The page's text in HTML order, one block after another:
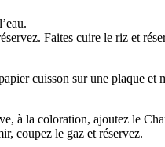
Faites cuire le riz et
cuisson sur une plaque
à la coloration, ajoutez le
coupez le gaz et réservez.